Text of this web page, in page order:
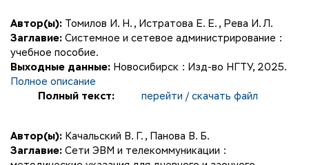
Автор(ы): Томилов И. Н. , Истратова Е. Е. , Рева И. Л.
Заглавие: Системное и сетевое администрирование :
учебное пособие.
Выходные данные: Новосибирск : Изд-во НГТУ, 2025.
Полное описание
Полный текст:
перейти / скачать файл
Автор(ы): Качальский В. Г. , Панова В. Б.
Заглавие: Сети ЭВМ и телекоммуникации :